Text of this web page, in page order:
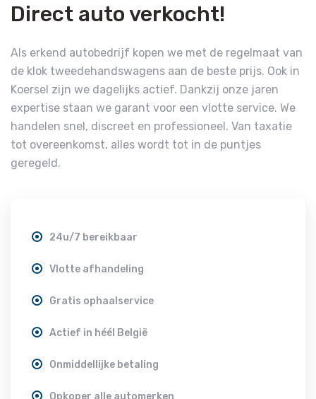
Direct auto verkocht!
Als erkend autobedrijf kopen we met de regelmaat van
de klok tweedehandswagens aan de beste prijs. Ook in
Koersel zijn we dagelijks actief. Dankzij onze jaren
expertise staan we garant voor een vlotte service. We
handelen snel, discreet en professioneel. Van taxatie
tot overeenkomst, alles wordt tot in de puntjes
geregeld.
24u/7 bereikbaar
Vlotte afhandeling
Gratis ophaalservice
Actief in héél België
Onmiddellijke betaling
Opkoper alle automerken